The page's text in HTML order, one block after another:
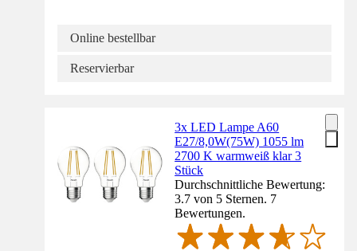
Online bestellbar
Reservierbar
3x LED Lampe A60
E27/8,0W(75W) 1055 lm
2700 K warmweiß klar 3
Stück
Durchschnittliche Bewertung:
3.7 von 5 Sternen. 7
Bewertungen.